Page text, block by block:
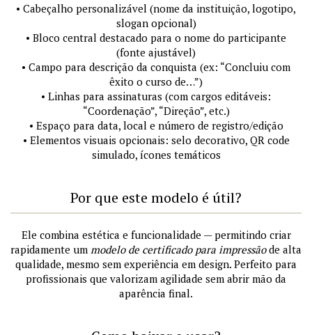
• Cabeçalho personalizável (nome da instituição, logotipo,
slogan opcional)
• Bloco central destacado para o nome do participante
(fonte ajustável)
• Campo para descrição da conquista (ex: “Concluiu com
êxito o curso de…”)
• Linhas para assinaturas (com cargos editáveis:
“Coordenação”, “Direção”, etc.)
• Espaço para data, local e número de registro/edição
• Elementos visuais opcionais: selo decorativo, QR code
simulado, ícones temáticos
Por que este modelo é útil?
Ele combina estética e funcionalidade — permitindo criar
rapidamente um modelo de certificado para impressãode alta
qualidade, mesmo sem experiência em design. Perfeito para
profissionais que valorizam agilidade sem abrir mão da
aparência final.